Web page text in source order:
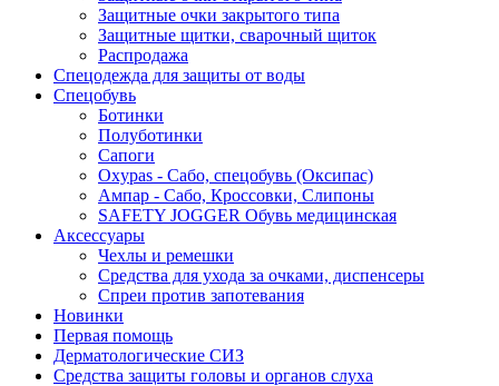
Защитные очки закрытого типа
Защитные щитки, сварочный щиток
Распродажа
Спецодежда для защиты от воды
Спецобувь
Ботинки
Полуботинки
Сапоги
Oxypas - Сабо, спецобувь (Оксипас)
Ампар - Сабо, Кроссовки, Слипоны
SAFETY JOGGER Обувь медицинская
Аксессуары
Чехлы и ремешки
Средства для ухода за очками, диспенсеры
Спреи против запотевания
Новинки
Первая помощь
Дерматологические СИЗ
Средства защиты головы и органов слуха